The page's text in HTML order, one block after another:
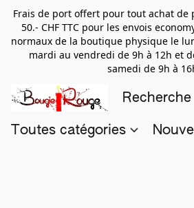
Frais de port offert pour tout achat de
50.- CHF TTC pour les envois
normaux de la boutique physique le
mardi au vendredi de 9h à 12h et
samedi de 9h à
Toutes catégories